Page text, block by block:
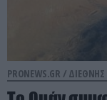
PRONEWS.GR / ΔΙΕΘΝΗΣ